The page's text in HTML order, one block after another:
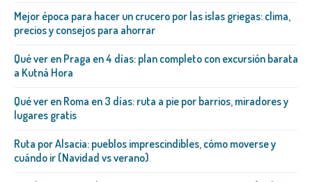
Mejor época para hacer un crucero por las islas griegas: clima,
precios y consejos para ahorrar
Qué ver en Praga en 4 días: plan completo con excursión barata
a Kutná Hora
Qué ver en Roma en 3 días: ruta a pie por barrios, miradores y
lugares gratis
Ruta por Alsacia: pueblos imprescindibles, cómo moverse y
cuándo ir (Navidad vs verano)